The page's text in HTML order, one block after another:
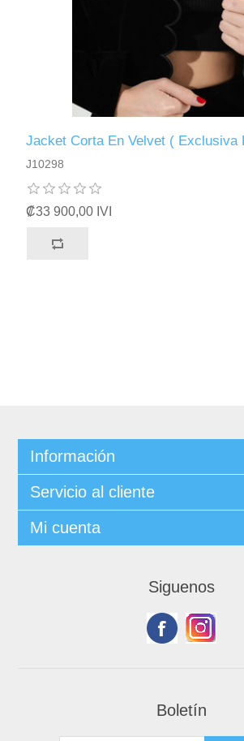
Jacket Corta En Velvet ( Exclusiva
J10298
₡33 900,00 IVI
Información
Servicio al cliente
Mi cuenta
Siguenos
Boletín